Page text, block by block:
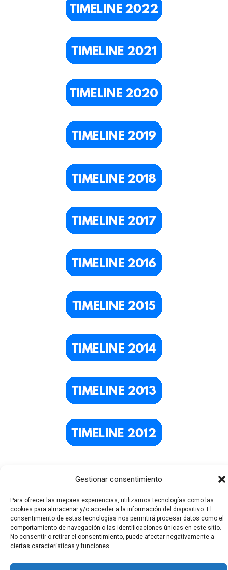
Gestionar consentimiento
Para ofrecer las mejores experiencias, utilizamos tecnologías como las
cookies para almacenar y/o acceder a la información del dispositivo. El
consentimiento de estas tecnologías nos permitirá procesar datos como el
comportamiento de navegación o las identificaciones únicas en este sitio.
No consentir o retirar el consentimiento, puede afectar negativamente a
ciertas características y funciones.
Todos los derechos © 2026 El Funerario Digital | Funciona